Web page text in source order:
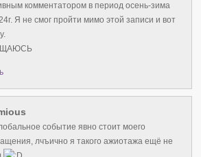
комментатором в период осень-зима
Я не смог пройти мимо этой записи и вот
событие явно стоит моего
лчъично я такого ажиотажа ещё не